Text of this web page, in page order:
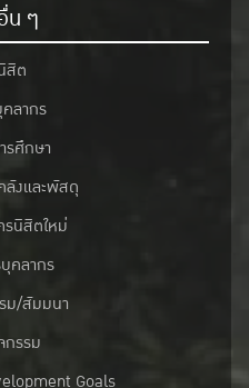
น ๆ
สิต
ลากร
ศึกษา
ลังและพัสดุ
นิสิตใหม่
คลากร
ม/สัมมนา
รรม
Goals